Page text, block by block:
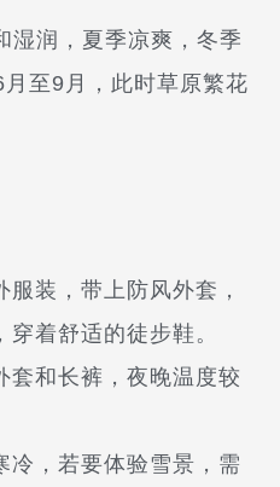
湿润，夏季凉爽，冬季
至9月，此时草原繁花
服装，带上防风外套，
着舒适的徒步鞋。
套和长裤，夜晚温度较
冷，若要体验雪景，需